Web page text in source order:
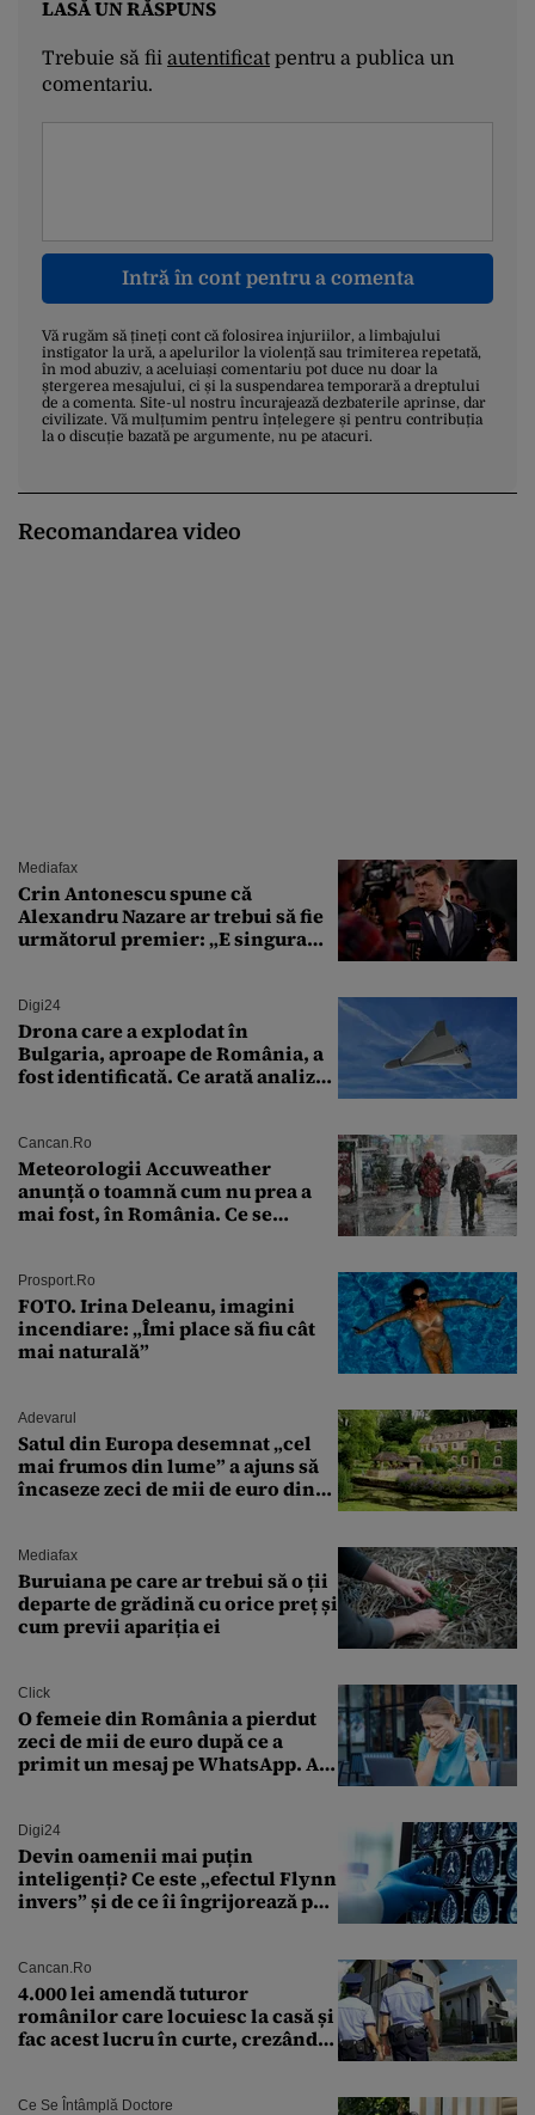
LASĂ UN RĂSPUNS
Trebuie să fii autentificatpentru a publica un
comentariu.
Intră în cont pentru a comenta
Vă rugăm să țineți cont că folosirea injuriilor, a limbajului
instigator la ură, a apelurilor la violență sau trimiterea repetată,
în mod abuziv, a aceluiași comentariu pot duce nu doar la
ștergerea mesajului, ci și la suspendarea temporară a dreptului
de a comenta. Site-ul nostru încurajează dezbaterile aprinse, dar
civilizate. Vă mulțumim pentru înțelegere și pentru contribuția
la o discuție bazată pe argumente, nu pe atacuri.
Recomandarea video
Mediafax
Crin Antonescu spune că
Alexandru Nazare ar trebui să fie
următorul premier: „E singura
Digi24
Drona care a explodat în
Bulgaria, aproape de România, a
fost identificată. Ce arată analiza
Cancan.ro
Meteorologii Accuweather
anunță o toamnă cum nu prea a
mai fost, în România. Ce se
București. Pe ce dată ninge
Prosport.ro
FOTO. Irina Deleanu, imagini
incendiare: „Îmi place să fiu cât
mai naturală”
Adevarul
Satul din Europa desemnat „cel
mai frumos din lume” a ajuns să
încaseze zeci de mii de euro din
Mediafax
Buruiana pe care ar trebui să o ții
departe de grădină cu orice preț și
cum previi apariția ei
Click
O femeie din România a pierdut
zeci de mii de euro după ce a
primit un mesaj pe WhatsApp. A
Digi24
Devin oamenii mai puțin
inteligenți? Ce este „efectul Flynn
invers” și de ce îi îngrijorează pe
Cancan.ro
4.000 lei amendă tuturor
românilor care locuiesc la casă și
fac acest lucru în curte, crezând
Ce Se Întâmplă Doctore